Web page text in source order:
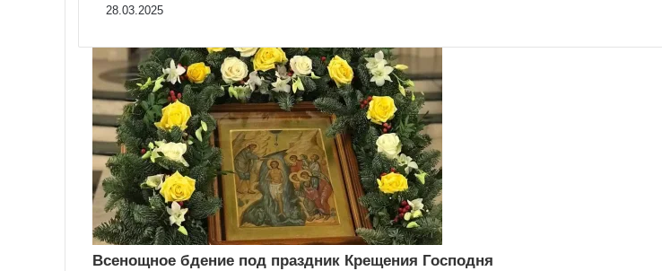
28.03.2025
Всенощное бдение под праздник Крещения Господня